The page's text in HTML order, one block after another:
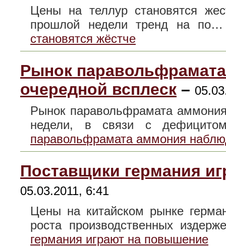
Цены на теллур становятся
прошлой недели тренд на
становятся жёстче
Рынок
очередной всплеск –
Рынок паравольфрамата
недели, в связи с
паравольфрамата аммония
Поставщики германия
05.03.2011, 6:41
Цены на китайском рынке
роста производственных
германия играют на повышение